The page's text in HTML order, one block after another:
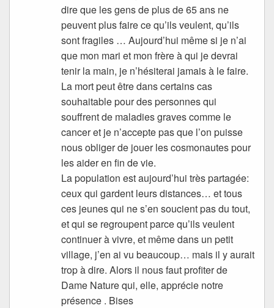
dire que les gens de plus de 65 ans ne
peuvent plus faire ce qu’ils veulent, qu’ils
sont fragiles … Aujourd’hui même si je n’ai
que mon mari et mon frère à qui je devrai
tenir la main, je n’hésiterai jamais à le faire.
La mort peut être dans certains cas
souhaitable pour des personnes qui
souffrent de maladies graves comme le
cancer et je n’accepte pas que l’on puisse
nous obliger de jouer les cosmonautes pour
les aider en fin de vie.
La population est aujourd’hui très partagée:
ceux qui gardent leurs distances… et tous
ces jeunes qui ne s’en soucient pas du tout,
et qui se regroupent parce qu’ils veulent
continuer à vivre, et même dans un petit
village, j’en ai vu beaucoup… mais il y aurait
trop à dire. Alors il nous faut profiter de
Dame Nature qui, elle, apprécie notre
présence . Bises